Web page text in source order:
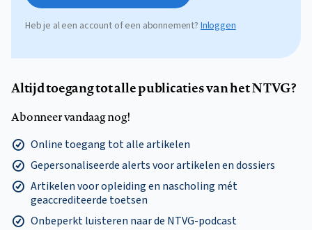
Heb je al een account of een abonnement?Inloggen
Altijd toegang tot alle publicaties van het NTVG?
Abonneer vandaag nog!
Online toegang tot alle artikelen
Gepersonaliseerde alerts voor artikelen en dossiers
Artikelen voor opleiding en nascholing mét
geaccrediteerde toetsen
Onbeperkt luisteren naar de NTVG-podcast